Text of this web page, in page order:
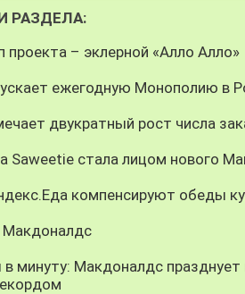
РАЗДЕЛА:
проекта – эклерной «Алло Алло»
ежегодную Монополию в
двукратный рост числа
Saweetie стала лицом нового
компенсируют обеды
минуту: Макдоналдс